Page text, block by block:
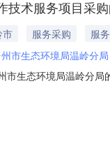
技术服务项目采
市 服务采购
服务
市生态环境局温岭分局
市生态环境局温岭分
作技术服务项目采购1